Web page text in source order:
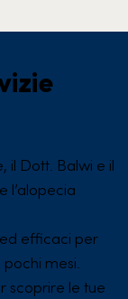
il Dott. Balwi e il
l’alopecia
efficaci per
mesi.
scoprire le tue